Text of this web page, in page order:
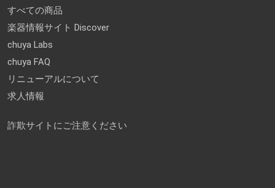
すべての商品
楽器情報サイト Discover
chuya Labs
chuya FAQ
リニューアルについて
求人情報
詐欺サイトにご注意ください